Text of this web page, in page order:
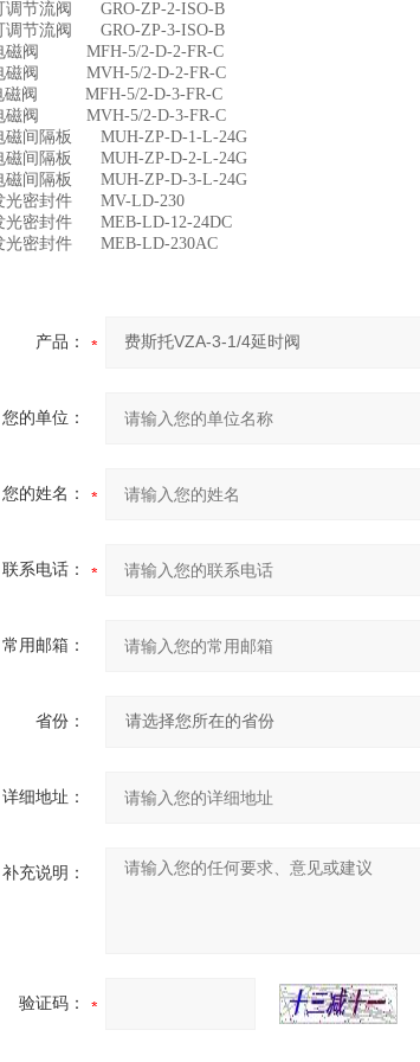
调节流阀 GRO-ZP-2-ISO-B
调节流阀 GRO-ZP-3-ISO-B
磁阀 MFH-5/2-D-2-FR-C
磁阀 MVH-5/2-D-2-FR-C
磁阀 MFH-5/2-D-3-FR-C
磁阀 MVH-5/2-D-3-FR-C
磁间隔板 MUH-ZP-D-1-L-24G
磁间隔板 MUH-ZP-D-2-L-24G
磁间隔板 MUH-ZP-D-3-L-24G
光密封件 MV-LD-230
光密封件 MEB-LD-12-24DC
光密封件 MEB-LD-230AC
产品：
您的单位：
您的姓名：
联系电话：
常用邮箱：
省份：
详细地址：
补充说明：
验证码：